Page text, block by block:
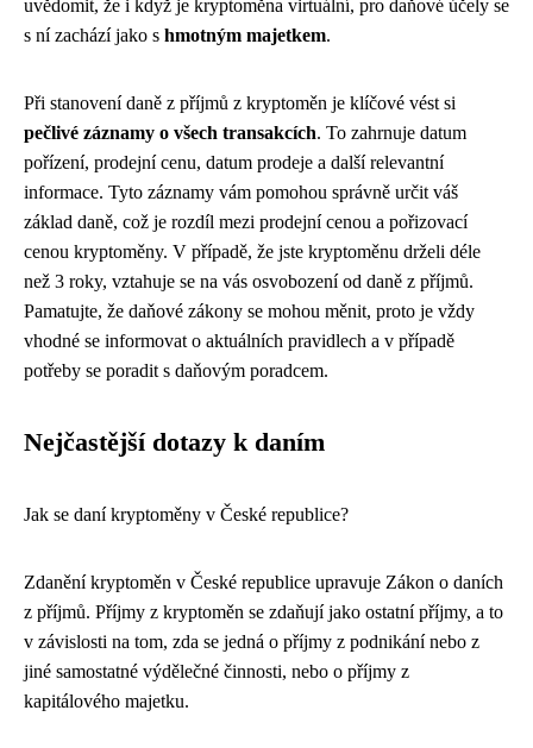
uvědomit, že i když je kryptoměna virtuální, pro daňové účely se
s ní zachází jako s hmotným majetkem.
Při stanovení daně z příjmů z kryptoměn je klíčové vést si
pečlivé záznamy o všech transakcích. To zahrnuje datum
pořízení, prodejní cenu, datum prodeje a další relevantní
informace. Tyto záznamy vám pomohou správně určit váš
základ daně, což je rozdíl mezi prodejní cenou a pořizovací
cenou kryptoměny. V případě, že jste kryptoměnu drželi déle
než 3 roky, vztahuje se na vás osvobození od daně z příjmů.
Pamatujte, že daňové zákony se mohou měnit, proto je vždy
vhodné se informovat o aktuálních pravidlech a v případě
potřeby se poradit s daňovým poradcem.
Nejčastější dotazy k daním
Jak se daní kryptoměny v České republice?
Zdanění kryptoměn v České republice upravuje Zákon o daních
z příjmů. Příjmy z kryptoměn se zdaňují jako ostatní příjmy, a to
v závislosti na tom, zda se jedná o příjmy z podnikání nebo z
jiné samostatné výdělečné činnosti, nebo o příjmy z
kapitálového majetku.